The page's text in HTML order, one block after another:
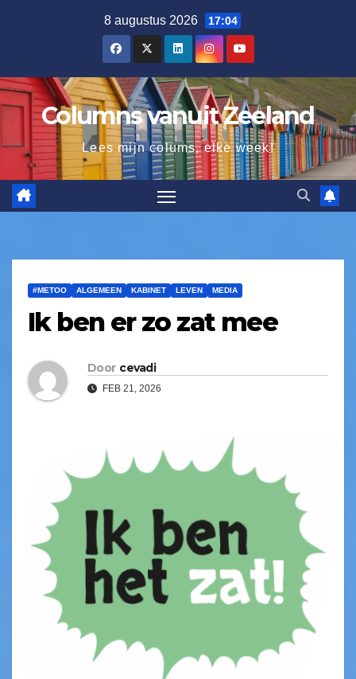
8 augustus 2026 17:04
Columns vanuit Zeeland
Lees mijn colums, elke week!
#METOO ALGEMEEN KABINET LEVEN MEDIA
Ik ben er zo zat mee
Door cevadi
FEB 21, 2026